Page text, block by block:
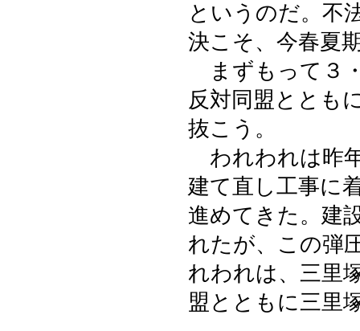
というのだ。不
決こそ、今春夏
まずもって３
反対同盟ととも
抜こう。
われわれは昨
建て直し工事に
進めてきた。建
れたが、この弾
れわれは、三里
盟とともに三里